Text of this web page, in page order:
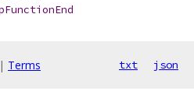
| Terms txt json